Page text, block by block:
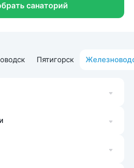
санаторий
Пятигорск